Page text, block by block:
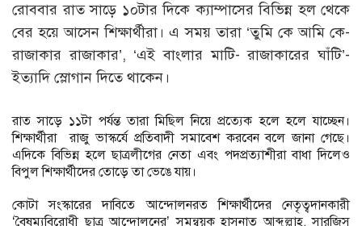
রোববার রাত সাড়ে ১০টার দিকে ক্যাম্পাসের বিভিন্ন হল থেকে
বের হয়ে আসেন শিক্ষার্থীরা। এ সময় তারা ‘তুমি কে আমি কে-
রাজাকার রাজাকার’, ‘এই বাংলার মাটি- রাজাকারের ঘাঁটি’-
ইত্যাদি স্লোগান দিতে থাকেন।
রাত সাড়ে ১১টা পর্যন্ত তারা মিছিল নিয়ে প্রত্যেক হলে হলে যাচ্ছেন।
শিক্ষার্থীরা রাজু ভাস্কর্যে প্রতিবাদী সমাবেশ করবেন বলে জানা গেছে।
এদিকে বিভিন্ন হলে ছাত্রলীগের নেতা এবং পদপ্রত্যাশীরা বাধা দিলেও
বিপুল শিক্ষার্থীদের তোড়ে তা ভেঙে যায়।
কোটা সংস্কারের দাবিতে আন্দোলনরত শিক্ষার্থীদের নেতৃত্বদানকারী
‘বৈষম্যবিরোধী ছাত্র আন্দোলনের’ সমন্বয়ক হাসনাত আব্দুল্লাহ, সারজিস